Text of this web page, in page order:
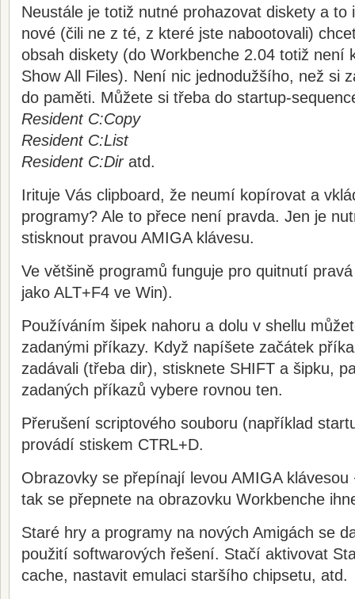
Neustále je totiž nutné prohazovat diskety a to
nové (čili ne z té, z které jste nabootovali)
obsah diskety (do Workbenche 2.04 totiž není
Show All Files). Není nic jednodužšího, než si
do paměti. Můžete si třeba do startup-
Resident C:Copy
Resident C:List
Resident C:Diratd.
Irituje Vás clipboard, že neumí kopírovat a
programy? Ale to přece není pravda. Jen je
stisknout pravou AMIGA klávesu.
Ve většině programů funguje pro quitnutí
jako ALT+F4 ve Win).
Používáním šipek nahoru a dolu v shellu
zadanými příkazy. Když napíšete začátek
zadávali (třeba dir), stisknete SHIFT a šipku,
zadaných příkazů vybere rovnou ten.
Přerušení scriptového souboru (například
provádí stiskem CTRL+D.
Obrazovky se přepínají levou AMIGA
tak se přepnete na obrazovku Workbenche
Staré hry a programy na nových Amigách se
použití softwarových řešení. Stačí aktivovat
cache, nastavit emulaci staršího chipsetu, atd.